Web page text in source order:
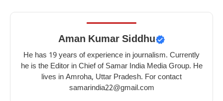
Aman Kumar Siddhu
He has 19 years of experience in journalism. Currently
he is the Editor in Chief of Samar India Media Group. He
lives in Amroha, Uttar Pradesh. For contact
samarindia22@gmail.com